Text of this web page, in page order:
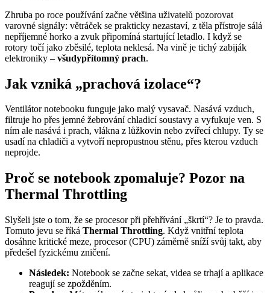
Zhruba po roce používání začne většina uživatelů pozorovat
varovné signály: větráček se prakticky nezastaví, z těla přístroje sálá
nepříjemné horko a zvuk připomíná startující letadlo. I když se
rotory točí jako zběsilé, teplota neklesá. Na vině je tichý zabiják
elektroniky – všudypřítomný prach.
Jak vzniká „prachová izolace“?
Ventilátor notebooku funguje jako malý vysavač. Nasává vzduch,
filtruje ho přes jemné žebrování chladicí soustavy a vyfukuje ven. S
ním ale nasává i prach, vlákna z lůžkovin nebo zvířecí chlupy. Ty se
usadí na chladiči a vytvoří nepropustnou stěnu, přes kterou vzduch
neprojde.
Proč se notebook zpomaluje? Pozor na
Thermal Throttling
Slyšeli jste o tom, že se procesor při přehřívání „škrtí“? Je to pravda.
Tomuto jevu se říká Thermal Throttling. Když vnitřní teplota
dosáhne kritické meze, procesor (CPU) záměrně sníží svůj takt, aby
předešel fyzickému zničení.
Následek: Notebook se začne sekat, videa se trhají a aplikace
reagují se zpožděním.